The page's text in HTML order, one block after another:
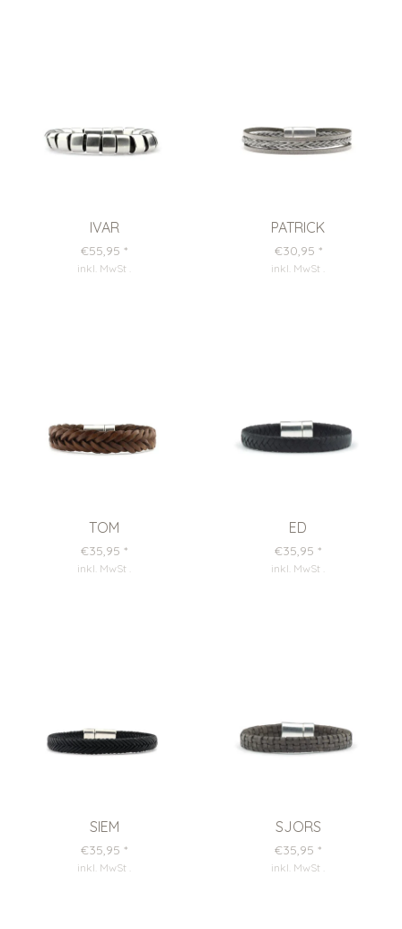
IVAR
€55,95 *
inkl. MwSt
PATRICK
€30,95 *
inkl. MwSt
TOM
€35,95 *
inkl. MwSt
ED
€35,95 *
inkl. MwSt
SIEM
€35,95 *
inkl. MwSt
SJORS
€35,95 *
inkl. MwSt